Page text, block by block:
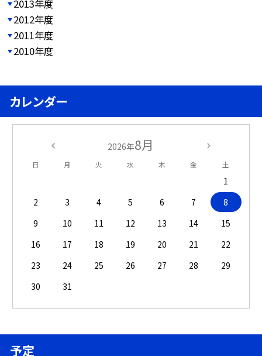
2013年度
2012年度
2011年度
2010年度
カレンダー
2026年8月
日 月 火 水 木 金 土
1
2
3 4 5 6 7
8
9
10 11 12 13 14
15
16
17 18 19 20 21
22
23
24 25 26 27 28
29
30
31
予定